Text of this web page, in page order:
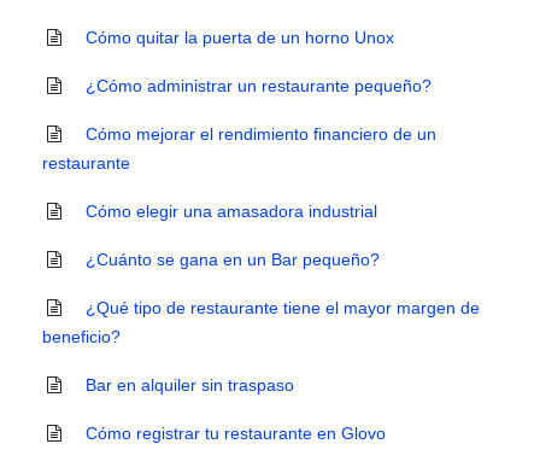
Cómo quitar la puerta de un horno Unox
¿Cómo administrar un restaurante pequeño?
Cómo mejorar el rendimiento financiero de un
restaurante
Cómo elegir una amasadora industrial
¿Cuánto se gana en un Bar pequeño?
¿Qué tipo de restaurante tiene el mayor margen de
beneficio?
Bar en alquiler sin traspaso
Cómo registrar tu restaurante en Glovo